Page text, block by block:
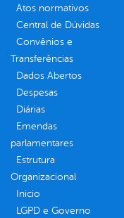
Atos normativos
Central de Dúvidas
Convênios e
Transferências
Dados Abertos
Despesas
Diárias
Emendas
parlamentares
Estrutura
Organizacional
Inicio
LGPD e Governo